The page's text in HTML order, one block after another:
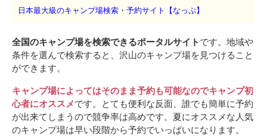
日本最大級のキャンプ場検索・予約サイト【なっぷ】
全国のキャンプ場を検索できるポータルサイト です。地域や
条件を選んで検索すると、沢山のキャンプ場を見つけること
ができます。
キャンプ場によってはそのまま予約も可能なのでキャンプ初
心者にオススメです。とても便利な反面、誰でも簡単に予約
が出来てしまうので競争率は高めです。夏にオススメな人気
のキャンプ場は早い段階から予約でいっぱいになります。